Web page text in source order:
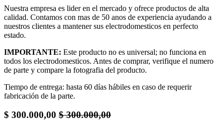
Nuestra empresa es lider en el mercado y ofrece productos de alta
calidad. Contamos con mas de 50 anos de experiencia ayudando a
nuestros clientes a mantener sus electrodomesticos en perfecto
estado.
IMPORTANTE: Este producto no es universal; no funciona en
todos los electrodomesticos. Antes de comprar, verifique el numero
de parte y compare la fotografia del producto.
Tiempo de entrega: hasta 60 días hábiles en caso de requerir
fabricación de la parte.
$ 300.000,00 $300.000,00